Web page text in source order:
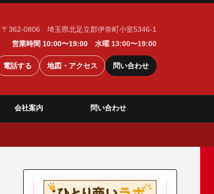
〒362-0806 埼玉県北足立郡伊奈町小室5346-1
営業時間 10:00〜19:00 水曜 13:00〜19:00
電話する 地図・アクセス 問い合わせ
会社案内 問い合わせ